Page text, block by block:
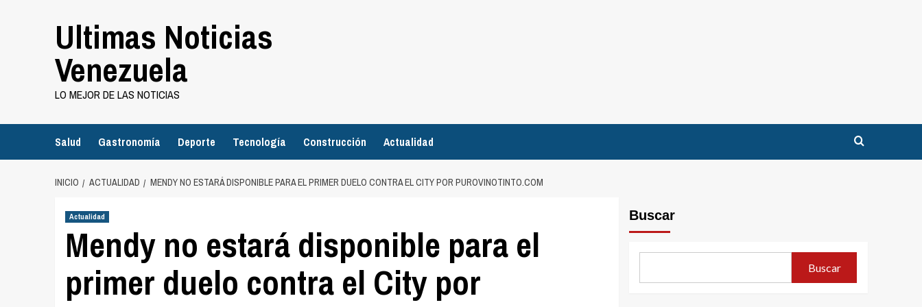
Ultimas Noticias
Venezuela
LO MEJOR DE LAS NOTICIAS
Salud Gastronomía Deporte Tecnología Construcción Actualidad
INICIO ACTUALIDAD MENDY NO ESTARÁ DISPONIBLE PARA EL PRIMER DUELO CONTRA EL CITY POR PUROVINOTINTO.COM
Actualidad
Mendy no estará disponible para el
primer duelo contra el City por
Buscar
Buscar